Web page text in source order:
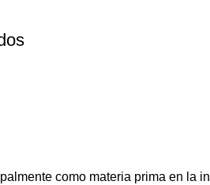
como materia prima en la